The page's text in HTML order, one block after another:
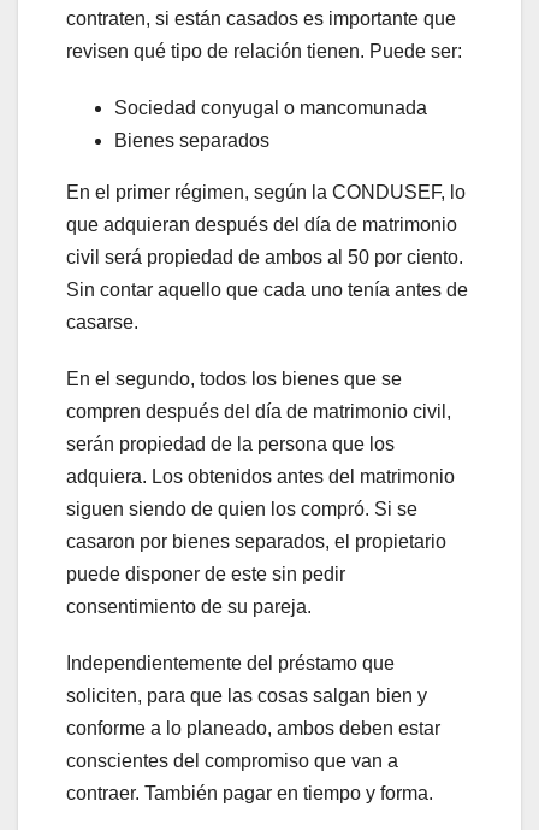
contraten, si están casados es importante que
revisen qué tipo de relación tienen. Puede ser:
Sociedad conyugal o mancomunada
Bienes separados
En el primer régimen, según la CONDUSEF, lo
que adquieran después del día de matrimonio
civil será propiedad de ambos al 50 por ciento.
Sin contar aquello que cada uno tenía antes de
casarse.
En el segundo, todos los bienes que se
compren después del día de matrimonio civil,
serán propiedad de la persona que los
adquiera. Los obtenidos antes del matrimonio
siguen siendo de quien los compró. Si se
casaron por bienes separados, el propietario
puede disponer de este sin pedir
consentimiento de su pareja.
Independientemente del préstamo que
soliciten, para que las cosas salgan bien y
conforme a lo planeado, ambos deben estar
conscientes del compromiso que van a
contraer. También pagar en tiempo y forma.